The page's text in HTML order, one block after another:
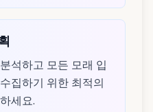
석하고 모든 모래 입
집하기 위한 최적의
세요.